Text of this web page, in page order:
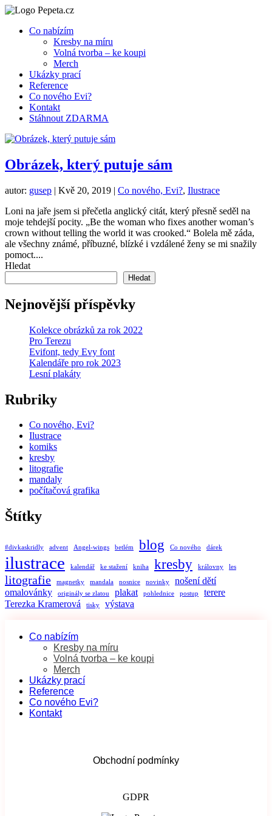
Co nabízím
Kresby na míru
Volná tvorba – ke koupi
Merch
Ukázky prací
Reference
Co nového Evi?
Kontakt
Stáhnout ZDARMA
Obrázek, který putuje sám
autor: gusep | Kvě 20, 2019 | Co nového, Evi?, Ilustrace
Loni na jaře jsem si přečetla anglický citát, který přesně seděl na
moje tehdejší pocity. „Be the woman who fixes another woman’s
crown without telling the world it was crooked.“ Bolela mě záda,
ale všechny známé, příbuzné, blízké i vzdálené ženy se mi snažily
pomoct....
Hledat
Hledat
Nejnovější příspěvky
Kolekce obrázků za rok 2022
Pro Terezu
Evifont, tedy Evy font
Kalendáře pro rok 2023
Lesní plakáty
Rubriky
Co nového, Evi?
Ilustrace
komiks
kresby
litografie
mandaly
počítačová grafika
Štítky
#divkaskridly advent Angel-wings betlém blog Co nového dárek
ilustrace kalendář ke stažení kniha kresby královny les
litografie magnetky mandala nosnice novinky
nošení dětí
omalovánky
originály se zlatou plakat pohlednice postup
terere
Terezka Kramerová
tisky výstava
Co nabízím
Kresby na míru
Volná tvorba – ke koupi
Merch
Ukázky prací
Reference
Co nového Evi?
Kontakt
Obchodní podmínky
GDPR